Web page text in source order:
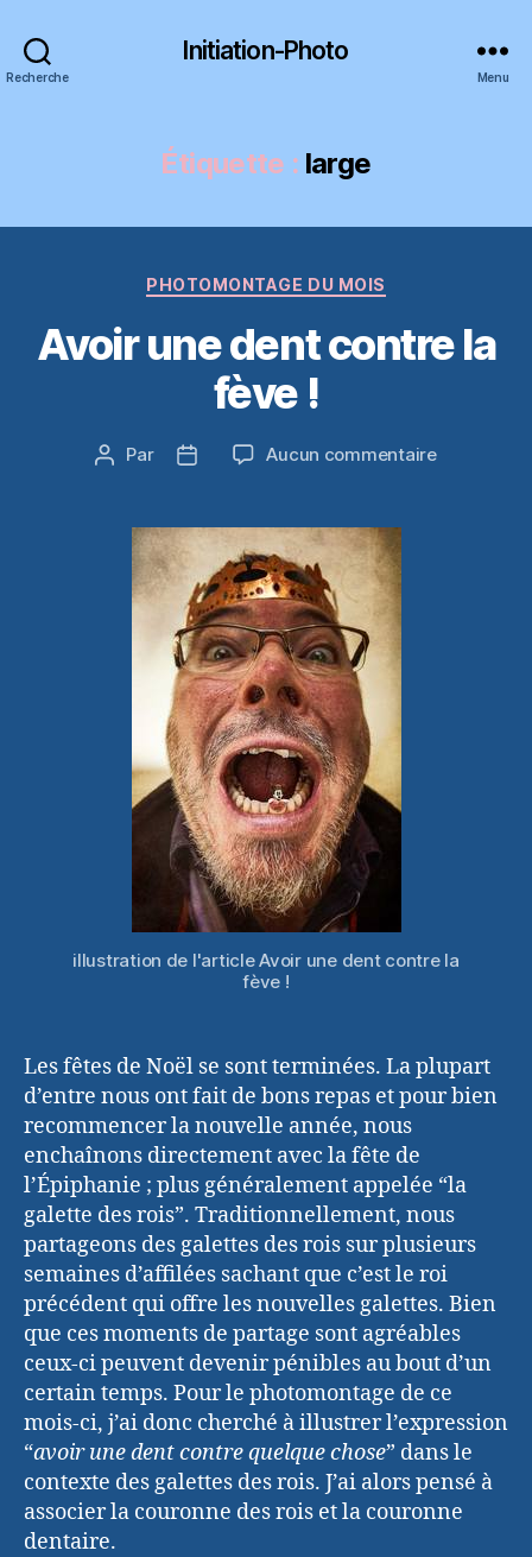
Recherche
Initiation-Photo
Menu
Étiquette : large
Catégories
PHOTOMONTAGE DU MOIS
Avoir une dent contre la
fève !
Auteur
Par
Date
Aucun commentairesur
illustration de l'article Avoir une dent contre la
fève !
Les fêtes de Noël se sont terminées. La plupart
d’entre nous ont fait de bons repas et pour bien
recommencer la nouvelle année, nous
enchaînons directement avec la fête de
l’Épiphanie ; plus généralement appelée “la
galette des rois”. Traditionnellement, nous
partageons des galettes des rois sur plusieurs
semaines d’affilées sachant que c’est le roi
précédent qui offre les nouvelles galettes. Bien
que ces moments de partage sont agréables
ceux-ci peuvent devenir pénibles au bout d’un
certain temps. Pour le photomontage de ce
mois-ci, j’ai donc cherché à illustrer l’expression
“avoir une dent contre quelque chose” dans le
contexte des galettes des rois. J’ai alors pensé à
associer la couronne des rois et la couronne
dentaire.